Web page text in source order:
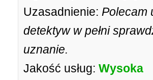
Uzasadnienie: Polecam
detektyw w pełni
uznanie.
Jakość usług: Wysoka